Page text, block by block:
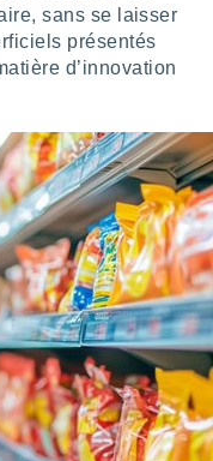
sans se laisser
présentés
d’innovation